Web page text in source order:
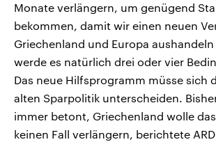
Monate verlängern, um genügend
bekommen, damit wir einen neuen
Griechenland und Europa
werde es natürlich drei oder vier
Das neue Hilfsprogramm müsse sich
alten Sparpolitik unterscheiden.
immer betont, Griechenland wolle
keinen Fall verlängern, berichtete